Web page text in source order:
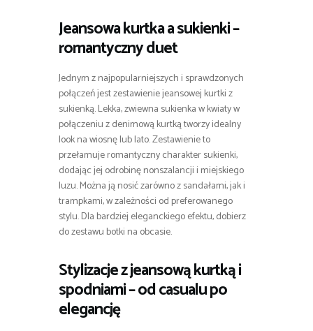
Jeansowa kurtka a sukienki –
romantyczny duet
Jednym z najpopularniejszych i sprawdzonych
połączeń jest zestawienie jeansowej kurtki z
sukienką. Lekka, zwiewna sukienka w kwiaty w
połączeniu z denimową kurtką tworzy idealny
look na wiosnę lub lato. Zestawienie to
przełamuje romantyczny charakter sukienki,
dodając jej odrobinę nonszalancji i miejskiego
luzu. Można ją nosić zarówno z sandałami, jak i
trampkami, w zależności od preferowanego
stylu. Dla bardziej eleganckiego efektu, dobierz
do zestawu botki na obcasie.
Stylizacje z jeansową kurtką i
spodniami – od casualu po
elegancję